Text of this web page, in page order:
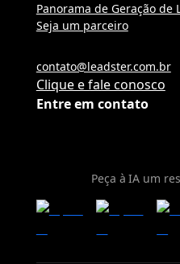
Panorama de Geração de
Seja um parceiro
Entre em contato
contato@leadster.com.br
Clique e fale conosco
Peça à IA um